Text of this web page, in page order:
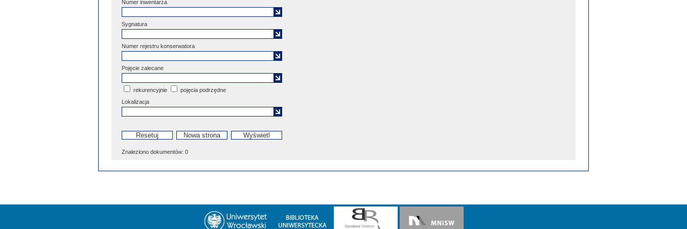
Numer inwentarza
Sygnatura
Numer rejestru konserwatora
Pojęcie zalecane
rekurencyjnie
pojęcia podrzędne
Lokalizacja
Znaleziono dokumentów: 0